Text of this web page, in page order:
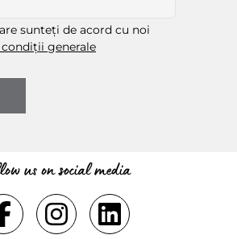
sunteți de acord cu noi
generale
us on social media